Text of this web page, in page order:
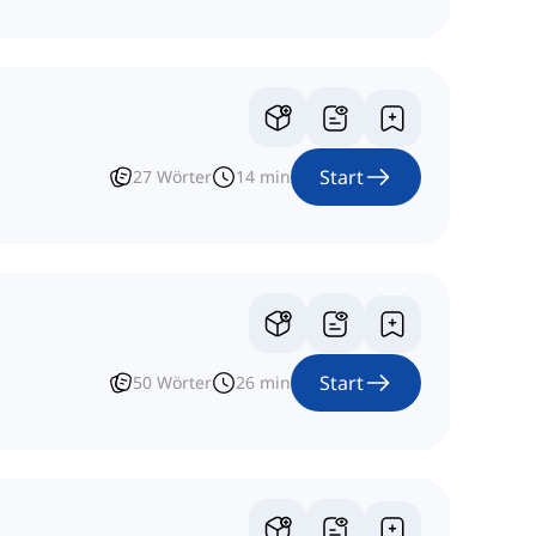
27 Wörter 14 min Start
50 Wörter 26 min Start